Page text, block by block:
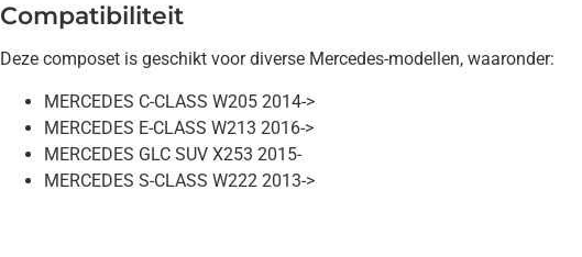
Compatibiliteit
Deze composet is geschikt voor diverse Mercedes-modellen, waaronder:
MERCEDES C-CLASS W205 2014->
MERCEDES E-CLASS W213 2016->
MERCEDES GLC SUV X253 2015-
MERCEDES S-CLASS W222 2013->